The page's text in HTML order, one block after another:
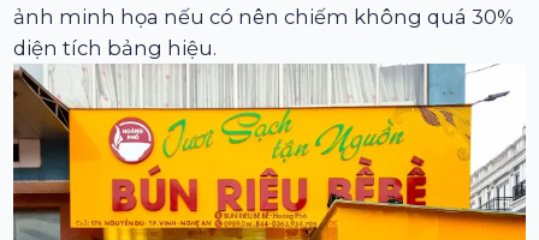
ảnh minh họa nếu có nên chiếm không quá 30%
diện tích bảng hiệu.